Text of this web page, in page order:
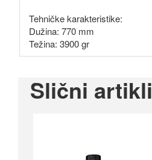
Tehničke karakteristike:
Dužina: 770 mm
Težina: 3900 gr
Slični artikli